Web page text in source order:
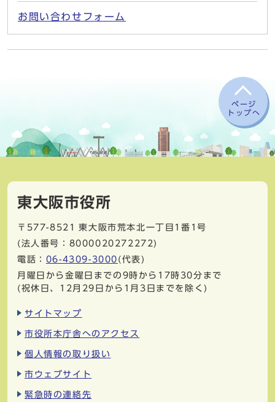
お問い合わせフォーム
ページ
トップへ
東大阪市役所
〒577-8521
東大阪市荒本北一丁目1番1号
(法人番号：8000020272272)
電話： 06-4309-3000 (代表)
月曜日から金曜日までの9時から17時30分まで
(祝休日、12月29日から1月3日までを除く)
サイトマップ
市役所本庁舎へのアクセス
個人情報の取り扱い
市ウェブサイト
緊急時の連絡先